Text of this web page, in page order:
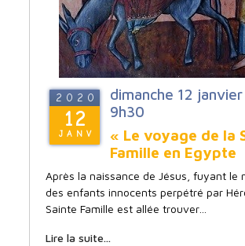
2020
12
JANV
dimanche 12
9h30
« Le voyage de la
Famille en Egypte
Après la naissance de Jésus, fuyant le
des enfants innocents perpétré par
Sainte Famille est allée trouver…
Lire la suite...